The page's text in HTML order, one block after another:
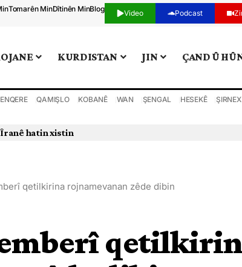
Tomarên MinDîtinên MinBlog Video Podcast
KURDISTAN JIN ÇAND Û
ENQERE QAMIŞLO KOBANÊ WAN ŞENGAL HESEKÊ ŞIRNEX
hatin xistin
qetilkirina rojnamevanan zêde dibin